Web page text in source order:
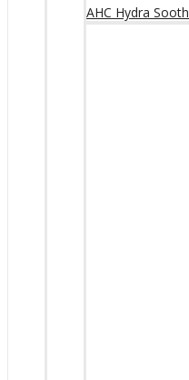
AHC Hydra